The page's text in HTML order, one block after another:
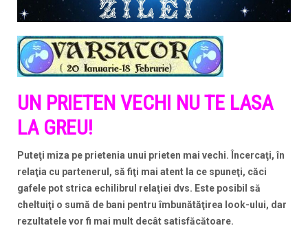
UN PRIETEN VECHI NU TE LASA
LA GREU!
Puteţi miza pe prietenia unui prieten mai vechi. Încercaţi, în
relaţia cu partenerul, să fiţi mai atent la ce spuneţi, căci
gafele pot strica echilibrul relaţiei dvs. Este posibil să
cheltuiţi o sumă de bani pentru îmbunătăţirea look-ului, dar
rezultatele vor fi mai mult decât satisfăcătoare.